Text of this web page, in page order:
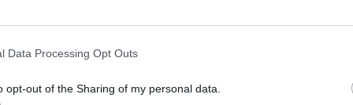
Data Processing Opt Outs
opt-out of the Sharing of my personal data.
για σχολεία. Ομάδες μαθητών από Δʹ Δημοτικού έως
από το εξωτερικό.